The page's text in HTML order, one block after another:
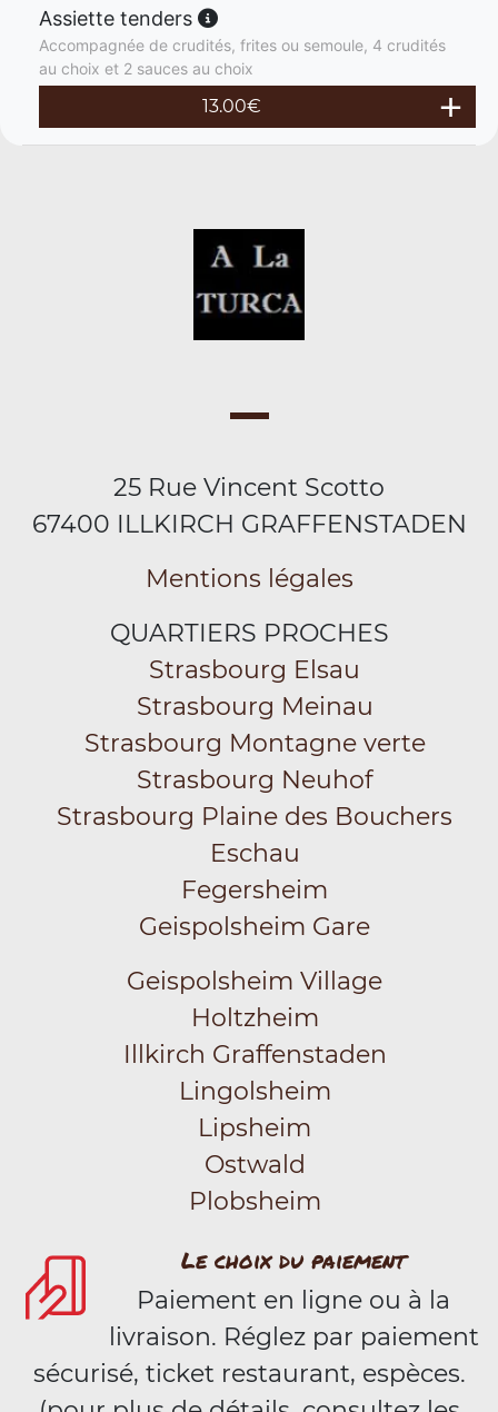
Assiette tenders
Accompagnée de crudités, frites ou semoule, 4 crudités
au choix et 2 sauces au choix
13.00€
25 Rue Vincent Scotto
67400 ILLKIRCH GRAFFENSTADEN
Mentions légales
QUARTIERS PROCHES
Strasbourg Elsau
Strasbourg Meinau
Strasbourg Montagne verte
Strasbourg Neuhof
Strasbourg Plaine des Bouchers
Eschau
Fegersheim
Geispolsheim Gare
Geispolsheim Village
Holtzheim
Illkirch Graffenstaden
Lingolsheim
Lipsheim
Ostwald
Plobsheim
Le choix du paiement
Paiement en ligne ou à la
livraison. Réglez par paiement
sécurisé, ticket restaurant, espèces.